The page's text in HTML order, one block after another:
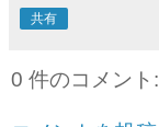
共有
0 件のコメント: